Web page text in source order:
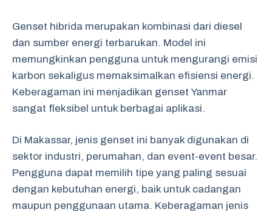
Genset hibrida merupakan kombinasi dari diesel
dan sumber energi terbarukan. Model ini
memungkinkan pengguna untuk mengurangi emisi
karbon sekaligus memaksimalkan efisiensi energi.
Keberagaman ini menjadikan genset Yanmar
sangat fleksibel untuk berbagai aplikasi.
Di Makassar, jenis genset ini banyak digunakan di
sektor industri, perumahan, dan event-event besar.
Pengguna dapat memilih tipe yang paling sesuai
dengan kebutuhan energi, baik untuk cadangan
maupun penggunaan utama. Keberagaman jenis